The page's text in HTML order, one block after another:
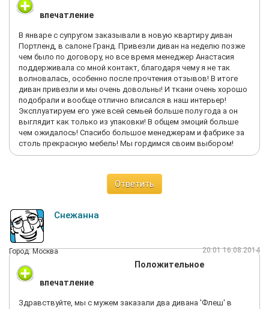
впечатление
В январе с супругом заказывали в новую квартиру диван
Портленд, в салоне Гранд. Привезли диван на неделю позже
чем было по договору, но все время менеджер Анастасия
поддерживала со мной контакт, благодаря чему я не так
волновалась, особенно после прочтения отзывов! В итоге
диван привезли и мы очень довольны! И ткани очень хорошо
подобрали и вообще отлично вписался в наш интерьер!
Эксплуатируем его уже всей семьей больше полу года а он
выглядит как только из упаковки! В общем эмоций больше
чем ожидалось! Спасибо большое менеджерам и фабрике за
столь прекрасную мебель! Мы гордимся своим выбором!
Ответить
Снежанна
Город: Москва 20:01 16.08.2014
Положительное
впечатление
Здравствуйте, мы с мужем заказали два дивана 'Флеш' в